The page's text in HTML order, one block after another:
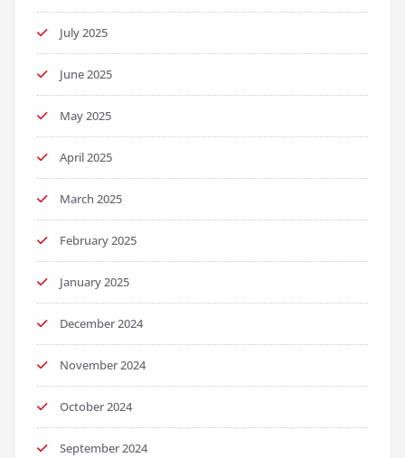
July 2025
June 2025
May 2025
April 2025
March 2025
February 2025
January 2025
December 2024
November 2024
October 2024
September 2024